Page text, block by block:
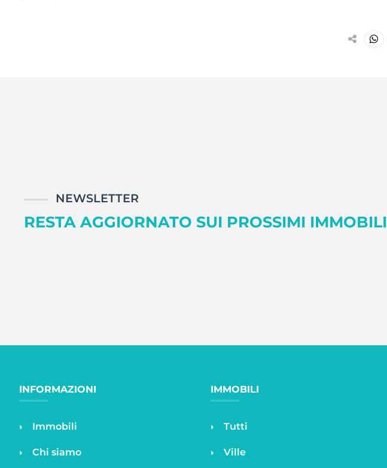
NEWSLETTER
RESTA AGGIORNATO SUI PROSSIMI IMMOBILI
INFORMAZIONI
Immobili
Chi siamo
IMMOBILI
Tutti
Ville